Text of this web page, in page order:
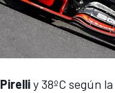
Pirelliy 38ºC según la